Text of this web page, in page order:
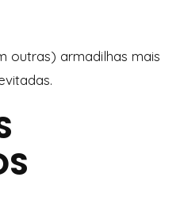
outras) armadilhas mais